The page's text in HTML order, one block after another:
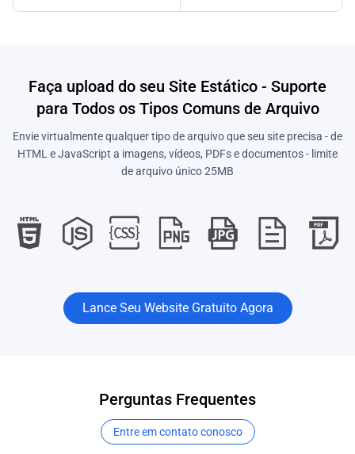
Faça upload do seu Site Estático - Suporte
para Todos os Tipos Comuns de Arquivo
Envie virtualmente qualquer tipo de arquivo que seu site precisa - de
HTML e JavaScript a imagens, vídeos, PDFs e documentos - limite
de arquivo único 25MB
Lance Seu Website Gratuito Agora
Perguntas Frequentes
Entre em contato conosco